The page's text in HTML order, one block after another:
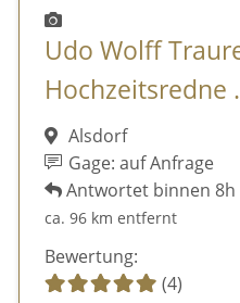
Udo Wolff
Hochzeitsredne
Alsdorf
Gage: auf Anfrage
Antwortet binnen 8h
ca. 96 km entfernt
Bewertung:
(4)